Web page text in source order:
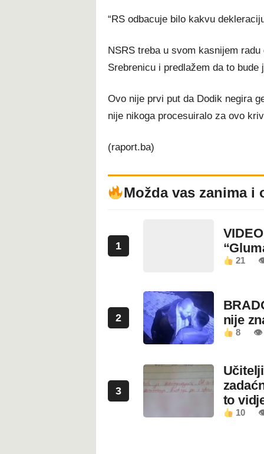
“RS odbacuje bilo kakvu
NSRS treba u svom kasnijem
Srebrenicu i predlažem da to
Ovo nije prvi put da Dodik negira
nije nikoga procesuiralo za ovo
(raport.ba)
Možda vas zanima i
1
21
2
nije
8 👁
3
to
10